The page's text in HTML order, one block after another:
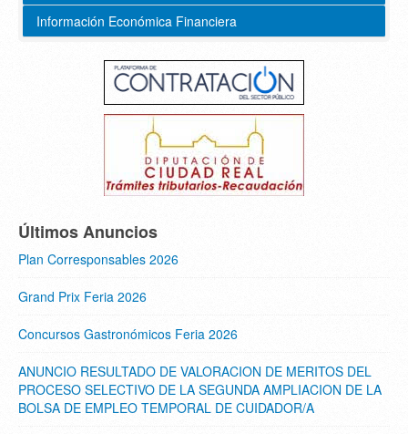
Información Económica Financiera
Últimos Anuncios
Plan Corresponsables 2026
Grand Prix Feria 2026
Concursos Gastronómicos Feria 2026
ANUNCIO RESULTADO DE VALORACION DE MERITOS DEL
PROCESO SELECTIVO DE LA SEGUNDA AMPLIACION DE LA
BOLSA DE EMPLEO TEMPORAL DE CUIDADOR/A